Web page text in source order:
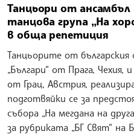
Танцьори от ансамбъл
танцова група „На
в обща репетиция
Танцьорите от българския
„Българи“ от Прага, Чехия,
от Грац, Австрия,
подготвяйки се за
събора „На мегдана на
за рубриката „БГ Свят“ на